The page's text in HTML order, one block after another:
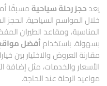
يعدحجز رحلة سياحيةمسبقًا
خلال المواسم السياحية. الحجز
المناسبة، ومقاعد الطيران
بسهولة. باستخدامأفضل
مقارنة العروض والاختيار بين
الأسعار والخدمات، مثل إضافة
مواعيد الرحلة عند الحاجة.